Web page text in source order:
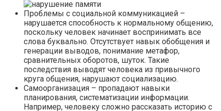
Проблемы с социальной коммуникацией –
нарушается способность к нормальному общению,
поскольку человек начинает воспринимать все
слова буквально. Отсутствует навык обобщения и
генерации выводов, понимание метафор,
сравнительных оборотов, шуток. Такие
последствия выводят человека из привычного
круга общения, нарушают социализацию.
Самоорганизация – пропадают навыки
планирования, систематизации информации.
Например, человеку сложно рассказать историю с